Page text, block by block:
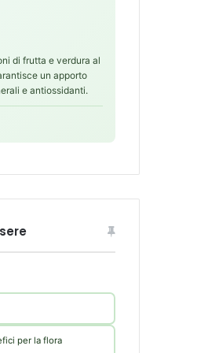
di frutta e verdura al
un apporto
e antiossidanti.
per la flora